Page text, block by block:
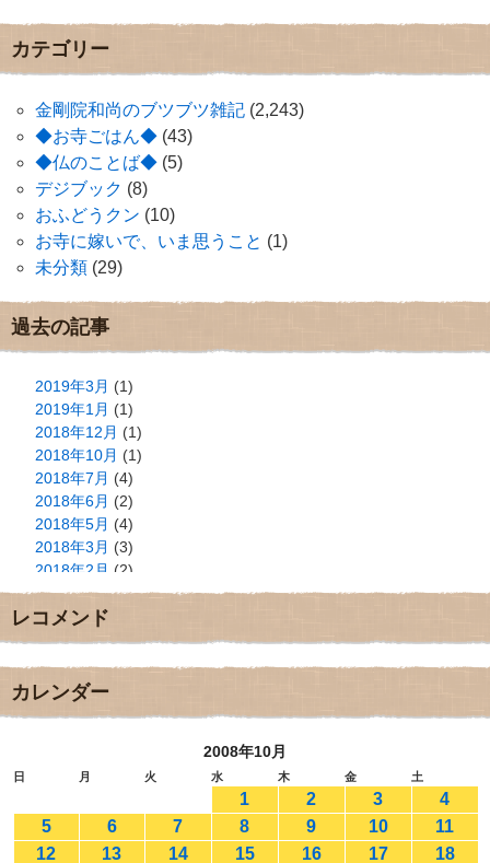
カテゴリー
金剛院和尚のブツブツ雑記 (2,243)
◆お寺ごはん◆ (43)
◆仏のことば◆ (5)
デジブック (8)
おふどうクン (10)
お寺に嫁いで、いま思うこと (1)
未分類 (29)
過去の記事
2019年3月 (1)
2019年1月 (1)
2018年12月 (1)
2018年10月 (1)
2018年7月 (4)
2018年6月 (2)
2018年5月 (4)
2018年3月 (3)
2018年2月 (2)
2018年1月(2)
2017年12月
2017年11月(3)
2017年9月
2017年8月
2017年5月
2017年3月(1)
2017年2月(1)
レコメンド
カレンダー
2008年10月
日 月 火 水 木 金 土
1 2 3
4
5
6 7 8 9 10
11
12
13 14 15 16 17 18